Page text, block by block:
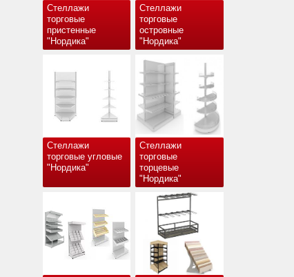
Стеллажи
торговые
пристенные
"Нордика"
Стеллажи
торговые
островные
"Нордика"
Стеллажи
торговые угловые
"Нордика"
Стеллажи
торговые
торцевые
"Нордика"